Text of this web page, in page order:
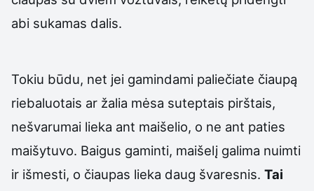
abi sukamas dalis.
Tokiu būdu, net jei gamindami paliečiate čiaupą
riebaluotais ar žalia mėsa suteptais pirštais,
nešvarumai lieka ant maišelio, o ne ant paties
maišytuvo. Baigus gaminti, maišelį galima nuimti
ir išmesti, o čiaupas lieka daug švaresnis. Tai